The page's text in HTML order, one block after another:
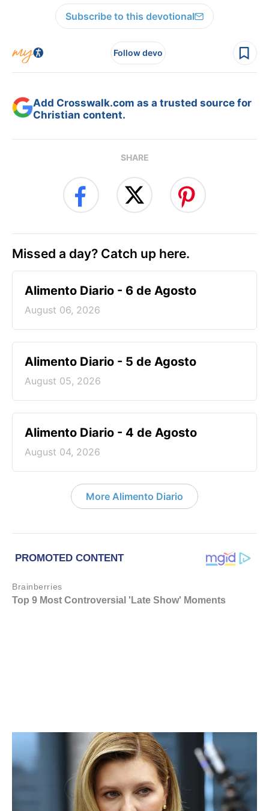
Subscribe to this devotional
Follow devo
Add Crosswalk.com as a trusted source for
Christian content.
SHARE
Missed a day? Catch up here.
Alimento Diario - 6 de Agosto
August 06, 2026
Alimento Diario - 5 de Agosto
August 05, 2026
Alimento Diario - 4 de Agosto
August 04, 2026
More Alimento Diario